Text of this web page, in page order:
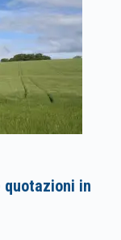
quotazioni in